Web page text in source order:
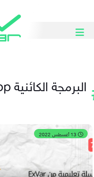
البرمجة الكائنية oop